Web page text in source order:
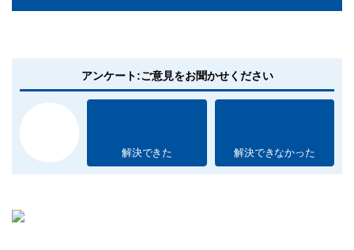
アンケート:ご意見をお聞かせください
解決できた 解決できなかった